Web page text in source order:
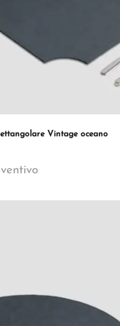
Vintage oceano